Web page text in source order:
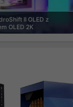
II OLED z
OLED 2K